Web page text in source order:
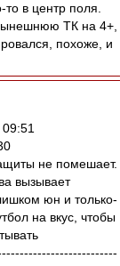
в центр поля.
ТК на 4+,
похоже, и
не помешает.
вызывает
юн и только-
на вкус, чтобы